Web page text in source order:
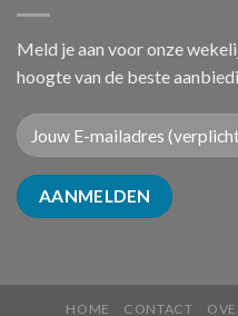
Meld je aan voor onze
hoogte van de beste
HOME CONTACT